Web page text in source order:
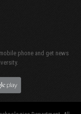
phone and get news